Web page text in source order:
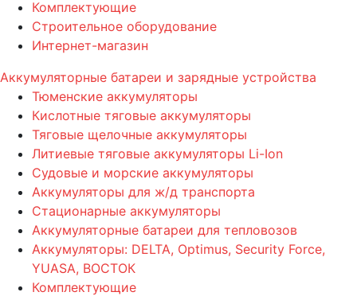
Комплектующие
Строительное оборудование
Интернет-магазин
Аккумуляторные батареи и зарядные устройства
Тюменские аккумуляторы
Кислотные тяговые аккумуляторы
Тяговые щелочные аккумуляторы
Литиевые тяговые аккумуляторы Li-Ion
Судовые и морские аккумуляторы
Аккумуляторы для ж/д транспорта
Стационарные аккумуляторы
Аккумуляторные батареи для тепловозов
Аккумуляторы: DELTA, Optimus, Security Force,
YUASA, ВОСТОК
Комплектующие